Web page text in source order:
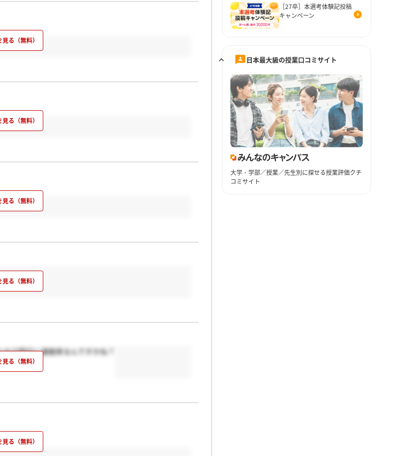
で明日に連絡来るんですかね？
［27卒］本選考体験記投稿
キャンペーン
日本最大級の授業口コミサイト
大学・学部／授業／先生別に探せる授業評価クチ
コミサイト